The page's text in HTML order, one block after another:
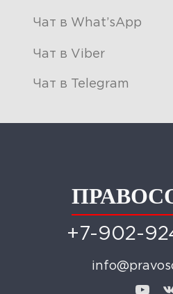
Чат в What’sApp
Чат в Viber
Чат в Telegram
+7-902-